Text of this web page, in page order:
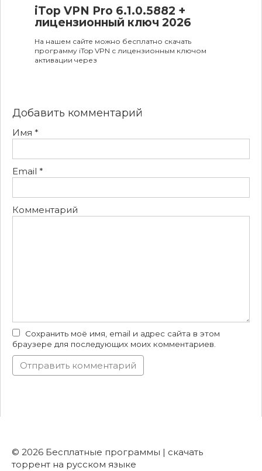
iTop VPN Pro 6.1.0.5882 +
лицензионный ключ 2026
На нашем сайте можно бесплатно скачать
программу iTop VPN с лицензионным ключом
активации через
Добавить комментарий
Имя *
Email *
Комментарий
Сохранить моё имя, email и адрес сайта в этом
браузере для последующих моих комментариев.
© 2026 Бесплатные программы | скачать
торрент на русском языке